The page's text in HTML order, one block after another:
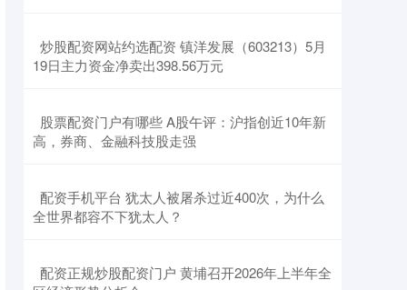
​炒股配资网站约选配资 镇洋发展（603213）5月
19日主力资金净卖出398.56万元
​股票配资门户有哪些 A股午评：沪指创近10年新
高，券商、金融科技股走强
​配资手机平台 犹太人被屠杀过近400次，为什么
全世界都容不下犹太人？
​配资正规炒股配资门户 黄埔召开2026年上半年全